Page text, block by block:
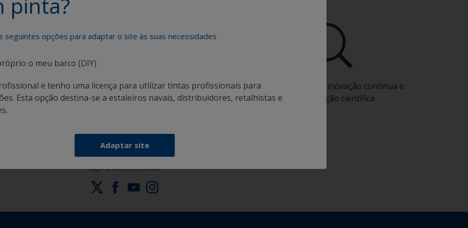
seguintes opções para adaptar o site às suas necessidades
o meu barco (DIY)
e tenho uma licença para utilizar tintas profissionais para
Esta opção destina-se a estaleiros navais, distribuidores, retalhistas e
Adaptar site
o
Obtenha todo o apoio de que necessita para
pintar com confiança
Beneficie da nossa inovação contínua e
especialização científica
Siga a International: